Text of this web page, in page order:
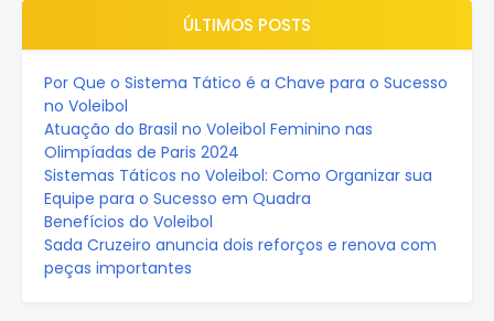
ÚLTIMOS POSTS
Por Que o Sistema Tático é a Chave para o Sucesso
no Voleibol
Atuação do Brasil no Voleibol Feminino nas
Olimpíadas de Paris 2024
Sistemas Táticos no Voleibol: Como Organizar sua
Equipe para o Sucesso em Quadra
Benefícios do Voleibol
Sada Cruzeiro anuncia dois reforços e renova com
peças importantes